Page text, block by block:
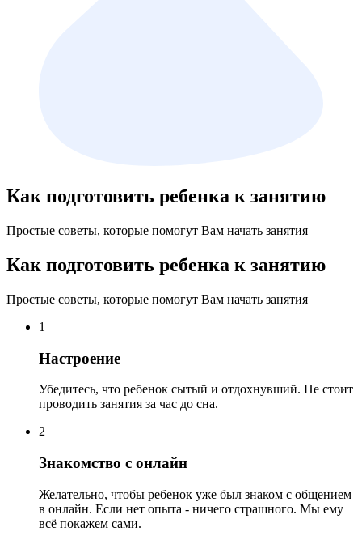
Как подготовить ребенка к занятию
Простые советы, которые помогут Вам начать занятия
Как подготовить ребенка к занятию
Простые советы, которые помогут Вам начать занятия
1
Настроение
Убедитесь, что ребенок сытый и отдохнувший. Не стоит
проводить занятия за час до сна.
2
Знакомство с онлайн
Желательно, чтобы ребенок уже был знаком с общением
в онлайн. Если нет опыта - ничего страшного. Мы ему
всё покажем сами.